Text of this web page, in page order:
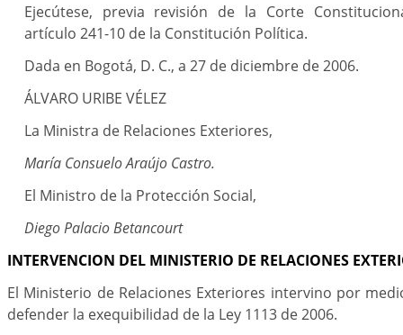
Ejecútese, previa revisión de la Corte
artículo 241-10 de la Constitución Política.
Dada en Bogotá, D. C., a 27 de diciembre de 2006.
ÁLVARO URIBE VÉLEZ
La Ministra de Relaciones Exteriores,
María Consuelo Araújo Castro.
El Ministro de la Protección Social,
Diego Palacio Betancourt
INTERVENCION DEL MINISTERIO DE RELACIONES
El Ministerio de Relaciones Exteriores intervino por
defender la exequibilidad de la Ley 1113 de 2006.